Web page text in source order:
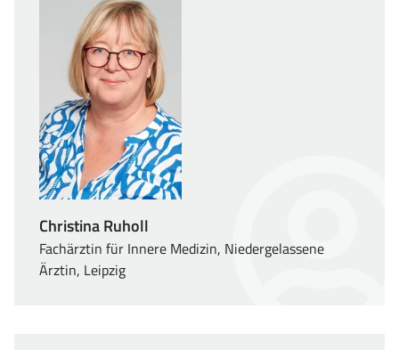
Christina Ruholl
Fachärztin für Innere Medizin, Niedergelassene
Ärztin, Leipzig